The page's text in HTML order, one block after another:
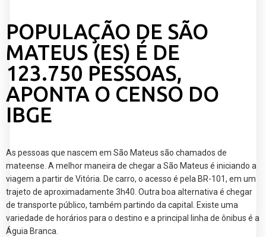
POPULAÇÃO DE SÃO
MATEUS (ES) É DE
123.750 PESSOAS,
APONTA O CENSO DO
IBGE
As pessoas que nascem em São Mateus são chamados de
mateense. A melhor maneira de chegar a São Mateus é iniciando a
viagem a partir de Vitória. De carro, o acesso é pela BR-101, em um
trajeto de aproximadamente 3h40. Outra boa alternativa é chegar
de transporte público, também partindo da capital. Existe uma
variedade de horários para o destino e a principal linha de ônibus é a
Águia Branca.